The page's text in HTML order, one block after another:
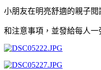
小朋友在明亮舒適的親子
和注意事項，並發給每人